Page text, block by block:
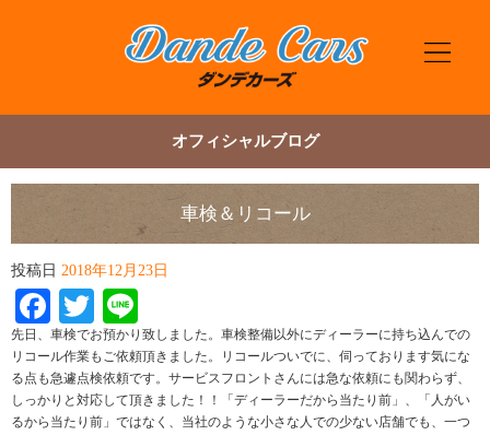
オフィシャルブログ
車検＆リコール
投稿日 2018年12月23日
Facebook
Twitter
先日、車検でお預かり致しました。車検整備以外にディーラーに持ち込んでの
リコール作業もご依頼頂きました。リコールついでに、伺っております気にな
る点も急遽点検依頼です。サービスフロントさんには急な依頼にも関わらず、
しっかりと対応して頂きました！！「ディーラーだから当たり前」、「人がい
るから当たり前」ではなく、当社のような小さな人での少ない店舗でも、一つ